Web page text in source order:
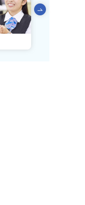
ライドを表示